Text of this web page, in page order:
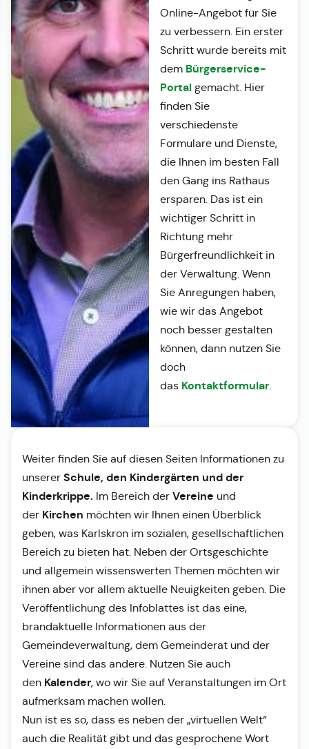
Online-Angebot für Sie
zu verbessern. Ein erster
Schritt wurde bereits mit
dem Bürgerservice-
Portalgemacht. Hier
finden Sie
verschiedenste
Formulare und Dienste,
die Ihnen im besten Fall
den Gang ins Rathaus
ersparen. Das ist ein
wichtiger Schritt in
Richtung mehr
Bürgerfreundlichkeit in
der Verwaltung. Wenn
Sie Anregungen haben,
wie wir das Angebot
noch besser gestalten
können, dann nutzen Sie
doch
das Kontaktformular.
Weiter finden Sie auf diesen Seiten Informationen zu
unserer Schule, den Kindergärten und der
Kinderkrippe. Im Bereich der Vereine und
der Kirchen möchten wir Ihnen einen Überblick
geben, was Karlskron im sozialen, gesellschaftlichen
Bereich zu bieten hat. Neben der Ortsgeschichte
und allgemein wissenswerten Themen möchten wir
ihnen aber vor allem aktuelle Neuigkeiten geben. Die
Veröffentlichung des Infoblattes ist das eine,
brandaktuelle Informationen aus der
Gemeindeverwaltung, dem Gemeinderat und der
Vereine sind das andere. Nutzen Sie auch
den Kalender, wo wir Sie auf Veranstaltungen im Ort
aufmerksam machen wollen.
Nun ist es so, dass es neben der „virtuellen Welt“
auch die Realität gibt und das gesprochene Wort